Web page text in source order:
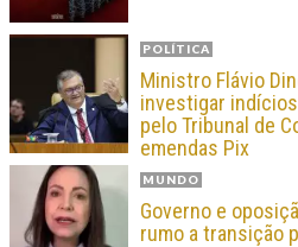
POLÍTICA
Ministro Flávio
investigar
pelo Tribunal de
emendas Pix
MUNDO
Governo e
rumo a transição